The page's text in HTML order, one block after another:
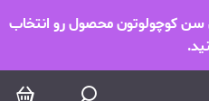
سن کوچولوتون محصول رو انتخاب